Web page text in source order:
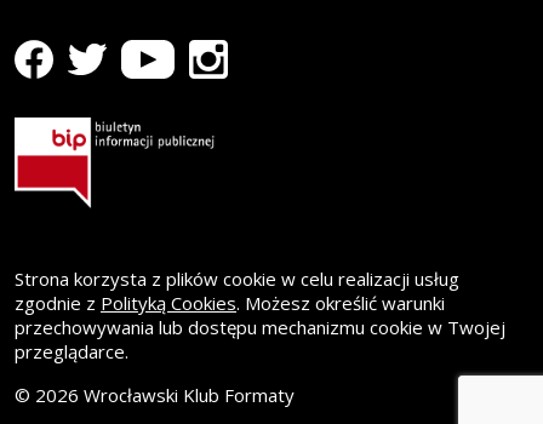
profil WK Formaty na Facebooku
Strona otwiera się w nowym oknie
profil WK Formaty na Twitterze
Strona otwiera się w nowym oknie
profil WK Formaty na Youtube
Strona otwiera się w nowym oknie
profil WK Formaty na Instagramie
Strona otwiera się w nowym oknie
Strona korzysta z plików cookie w celu realizacji usług
zgodnie z Polityką Cookies. Możesz określić warunki
przechowywania lub dostępu mechanizmu cookie w Twojej
przeglądarce.
© 2026 Wrocławski Klub Formaty